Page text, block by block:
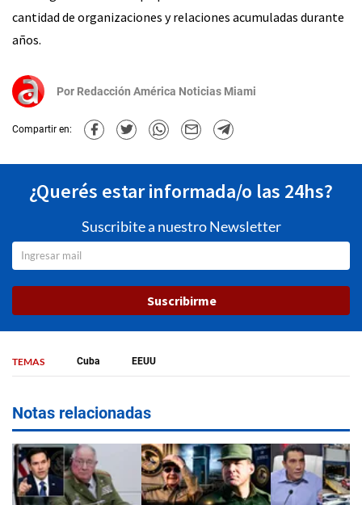
cantidad de organizaciones y relaciones acumuladas durante
años.
Por Redacción América Noticias Miami
Compartir en:
¿Querés estar informada/o las 24hs?
Suscribite a nuestro Newsletter
Suscribirme
TEMAS Cuba EEUU
Notas relacionadas